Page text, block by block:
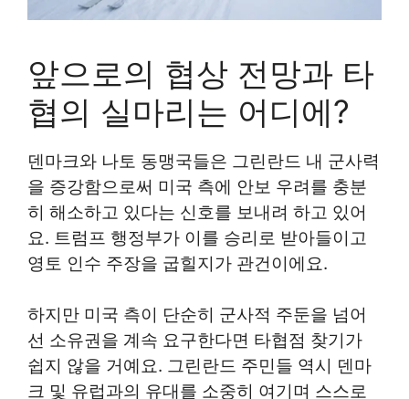
앞으로의 협상 전망과 타
협의 실마리는 어디에?
덴마크와 나토 동맹국들은 그린란드 내 군사력
을 증강함으로써 미국 측에 안보 우려를 충분
히 해소하고 있다는 신호를 보내려 하고 있어
요. 트럼프 행정부가 이를 승리로 받아들이고
영토 인수 주장을 굽힐지가 관건이에요.
하지만 미국 측이 단순히 군사적 주둔을 넘어
선 소유권을 계속 요구한다면 타협점 찾기가
쉽지 않을 거예요. 그린란드 주민들 역시 덴마
크 및 유럽과의 유대를 소중히 여기며 스스로